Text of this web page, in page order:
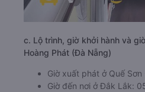
c. Lộ trình, giờ khởi hành và
Hoàng Phát (Đà Nẵng)
Giờ xuất phát ở Quế
Giờ đến nơi ở Đắk Lắk: